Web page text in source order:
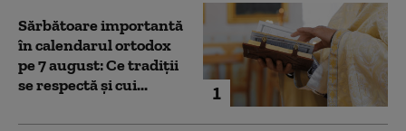
1
Sărbătoare importantă
în calendarul ortodox
pe 7 august: Ce tradiții
se respectă și cui...